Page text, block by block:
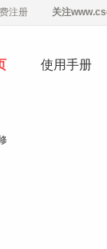
注册 关注
使用手册